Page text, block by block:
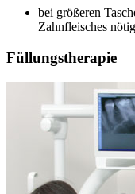
bei größeren
Zahnfleisches nötig
Füllungstherapie